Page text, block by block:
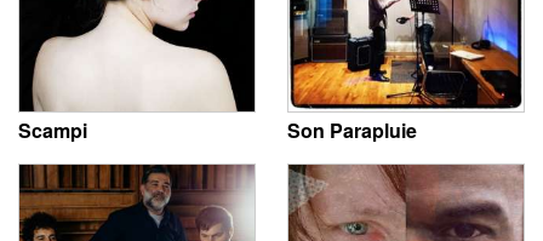
Scampi Son Parapluie